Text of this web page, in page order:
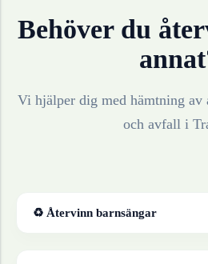
Behöver du
Vi hjälper dig med hämtning av
och avfall i
♻ Återvinn barnsängar